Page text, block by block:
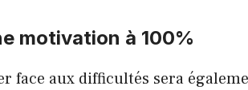
motivation à 100%
face aux difficultés sera